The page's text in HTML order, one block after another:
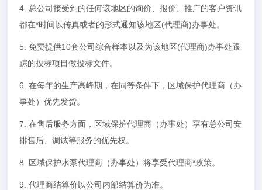
4. 总公司接受到的任何该地区的询价、报价、推广的客户资讯
都在*时间以传真或者的形式通知该地区(代理商)办事处。
5.免费提供10套公司综合样本以及为该地区(代理商)办事处跟
踪的投标项目做投标文件。
6.在每年的生产高峰期，在同等条件下，区域保护代理商（办
事处）优先发货。
7.在售后服务方面，区域保护代理商（办事处）享有总公司安
排售后、调试等服务的优先权。
8. 区域保护水泵代理商（办事处）将享受代理商*政策。
9.代理商结算价以公司内部结算价为准。